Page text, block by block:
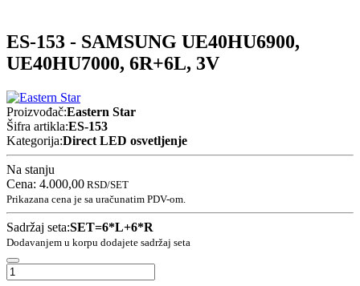
ES-153 - SAMSUNG UE40HU6900,
UE40HU7000, 6R+6L, 3V
Proizvođač:Eastern Star
Šifra artikla:ES-153
Kategorija:Direct LED osvetljenje
Na stanju
Cena: 4.000,00 RSD/SET
Prikazana cena je sa uračunatim PDV-om.
Sadržaj seta:SET=6*L+6*R
Dodavanjem u korpu dodajete sadržaj seta